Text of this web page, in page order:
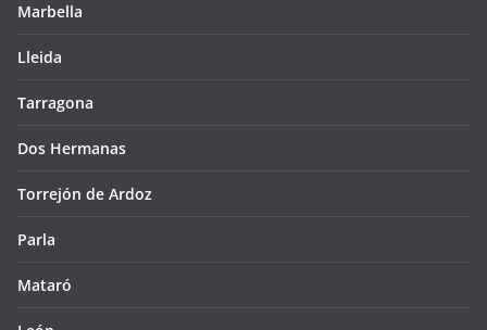
Marbella
Lleida
Tarragona
Dos Hermanas
Torrejón de Ardoz
Parla
Mataró